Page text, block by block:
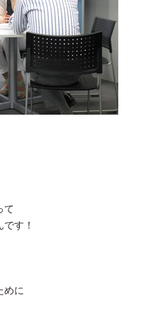
て
す！
めに